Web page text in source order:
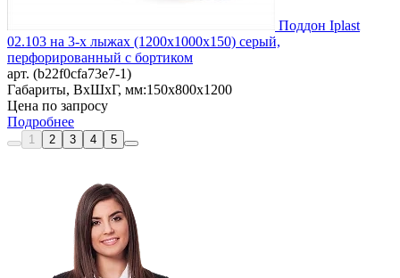
Поддон Iplast
02.103 на 3-х лыжах (1200х1000х150) серый,
перфорированный с бортиком
арт. (b22f0cfa73e7-1)
Габариты, ВxШxГ, мм:150x800x1200
Цена по запросу
Подробнее
1 2 3 4 5